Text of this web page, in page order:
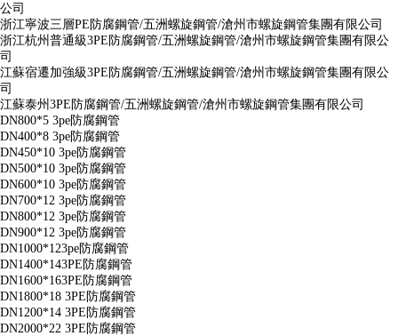
公司
浙江寧波三層PE防腐鋼管/五洲螺旋鋼管/滄州市螺旋鋼管集團有限公司
浙江杭州普通級3PE防腐鋼管/五洲螺旋鋼管/滄州市螺旋鋼管集團有限公
司
江蘇宿遷加強級3PE防腐鋼管/五洲螺旋鋼管/滄州市螺旋鋼管集團有限公
司
江蘇泰州3PE防腐鋼管/五洲螺旋鋼管/滄州市螺旋鋼管集團有限公司
DN800*5 3pe防腐鋼管
DN400*8 3pe防腐鋼管
DN450*10 3pe防腐鋼管
DN500*10 3pe防腐鋼管
DN600*10 3pe防腐鋼管
DN700*12 3pe防腐鋼管
DN800*12 3pe防腐鋼管
DN900*12 3pe防腐鋼管
DN1000*123pe防腐鋼管
DN1400*143PE防腐鋼管
DN1600*163PE防腐鋼管
DN1800*18 3PE防腐鋼管
DN1200*14 3PE防腐鋼管
DN2000*22 3PE防腐鋼管